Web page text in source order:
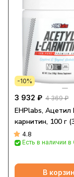
-10%
3 932 ₽ 4 369 ₽
EHPlabs, Ацетил
карнитин, 100 г
4.8
Есть в наличии
В